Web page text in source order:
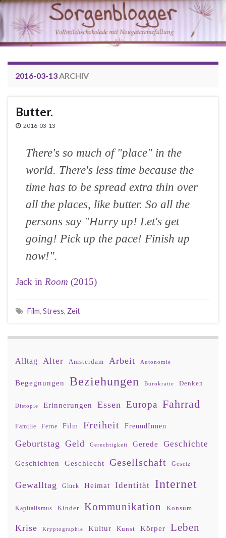
2016-03-13ARCHIV
Butter.
2016-03-13
There's so much of "place" in the
world. There's less time because the
time has to be spread extra thin over
all the places, like butter. So all the
persons say "Hurry up! Let's get
going! Pick up the pace! Finish up
now!".
Jack in Room (2015)
Film, Stress, Zeit
Alltag Alter Amsterdam Arbeit Autonomie
Begegnungen Beziehungen Bürokratie Denken
Distopie Erinnerungen Essen Europa Fahrrad
Familie Ferne Film Freiheit FreundInnen
Geburtstag Geld Gerechtigkeit Gerede Geschichte
Geschichten Geschlecht Gesellschaft Gesetz
Gewalltag Glück Heimat Identität Internet
Kapitalismus Kinder Kommunikation Konsum
Krise Kryptographie Kultur Kunst Körper Leben